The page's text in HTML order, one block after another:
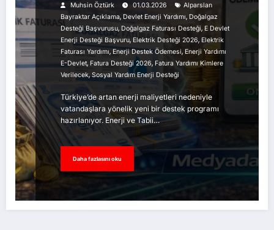
Muhsin Öztürk 01.03.2026
Alparslan
Bayraktar Açıklama, Devlet Enerji Yardımı, Doğalgaz
Desteği Başvurusu, Doğalgaz Faturası Desteği, E Devlet
Enerji Desteği Başvuru, Elektrik Desteği 2026, Elektrik
Faturası Yardımı,Enerji Destek Ödemesi, Enerji Yardımı
E-Devlet, Fatura Desteği 2026, Fatura Yardımı Kimlere
Verilecek, Sosyal Yardım Enerji Desteği
Türkiye’de artan enerji maliyetleri nedeniyle
vatandaşlara yönelik yeni bir destek programı
hazırlanıyor. Enerji ve Tabii…
Daha fazlasını oku